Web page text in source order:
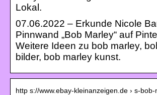
Lokal.
07.06.2022 – Erkunde Nicole
Pinnwand „Bob Marley“ auf
Weitere Ideen zu bob marley,
bilder, bob marley kunst.
http s://www.ebay-kleinanzeigen.de › s-